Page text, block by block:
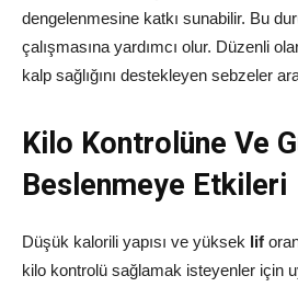
dengelenmesine katkı sunabilir. Bu
çalışmasına yardımcı olur. Düzenli
kalp sağlığını destekleyen sebzeler
Kilo Kontrolüne Ve
Beslenmeye Etkileri
Düşük kalorili yapısı ve yüksek lif
kilo kontrolü sağlamak isteyenler için